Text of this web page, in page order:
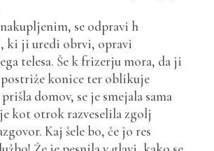
se odpravi h
ki ji uredi obrvi, opravi
telesa. Še k frizerju mora, da ji
postriže konice ter oblikuje
domov, se je smejala sama
kot otrok razveselila zgolj
Kaj šele bo, če jo res